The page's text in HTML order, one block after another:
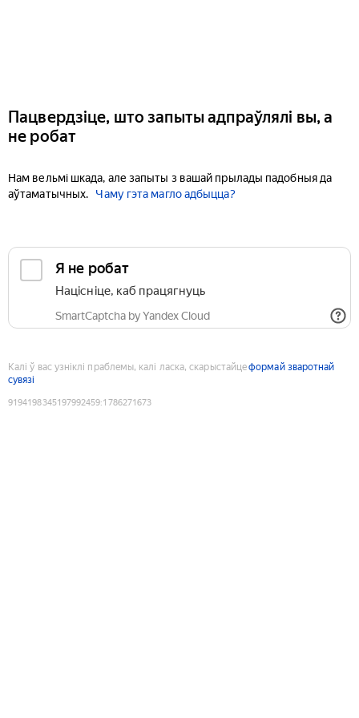
Пацвердзіце, што запыты адпраўлялі вы, а
не робат
Нам вельмі шкада, але запыты з вашай прылады падобныя да
аўтаматычных.
Чаму гэта магло адбыцца?
Я не робат
Націсніце, каб працягнуць
SmartCaptcha by Yandex Cloud
Калі ў вас узніклі праблемы, калі ласка, скарыстайцеформай зваротнай
сувязі
9194198345197992459:1786271673